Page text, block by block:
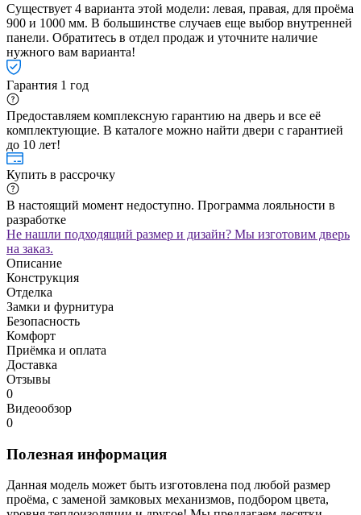
Существует 4 варианта этой модели: левая, правая, для проёма
900 и 1000 мм. В большинстве случаев еще выбор внутренней
панели. Обратитесь в отдел продаж и уточните наличие
нужного вам варианта!
Гарантия 1 год
Предоставляем комплексную гарантию на дверь и все её
комплектующие. В каталоге можно найти двери с гарантией
до 10 лет!
Купить в рассрочку
В настоящий момент недоступно. Программа лояльности в
разработке
Не нашли подходящий размер и дизайн? Мы изготовим дверь
на заказ.
Описание
Конструкция
Отделка
Замки и фурнитура
Безопасность
Комфорт
Приёмка и оплата
Доставка
Отзывы
0
Видеообзор
0
Полезная информация
Данная модель может быть изготовлена под любой размер
проёма, с заменой замковых механизмов, подбором цвета,